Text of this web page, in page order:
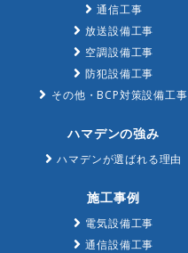
通信工事
放送設備工事
空調設備工事
防犯設備工事
その他・BCP対策設備工事
ハマデンの強み
ハマデンが選ばれる理由
施工事例
電気設備工事
通信設備工事